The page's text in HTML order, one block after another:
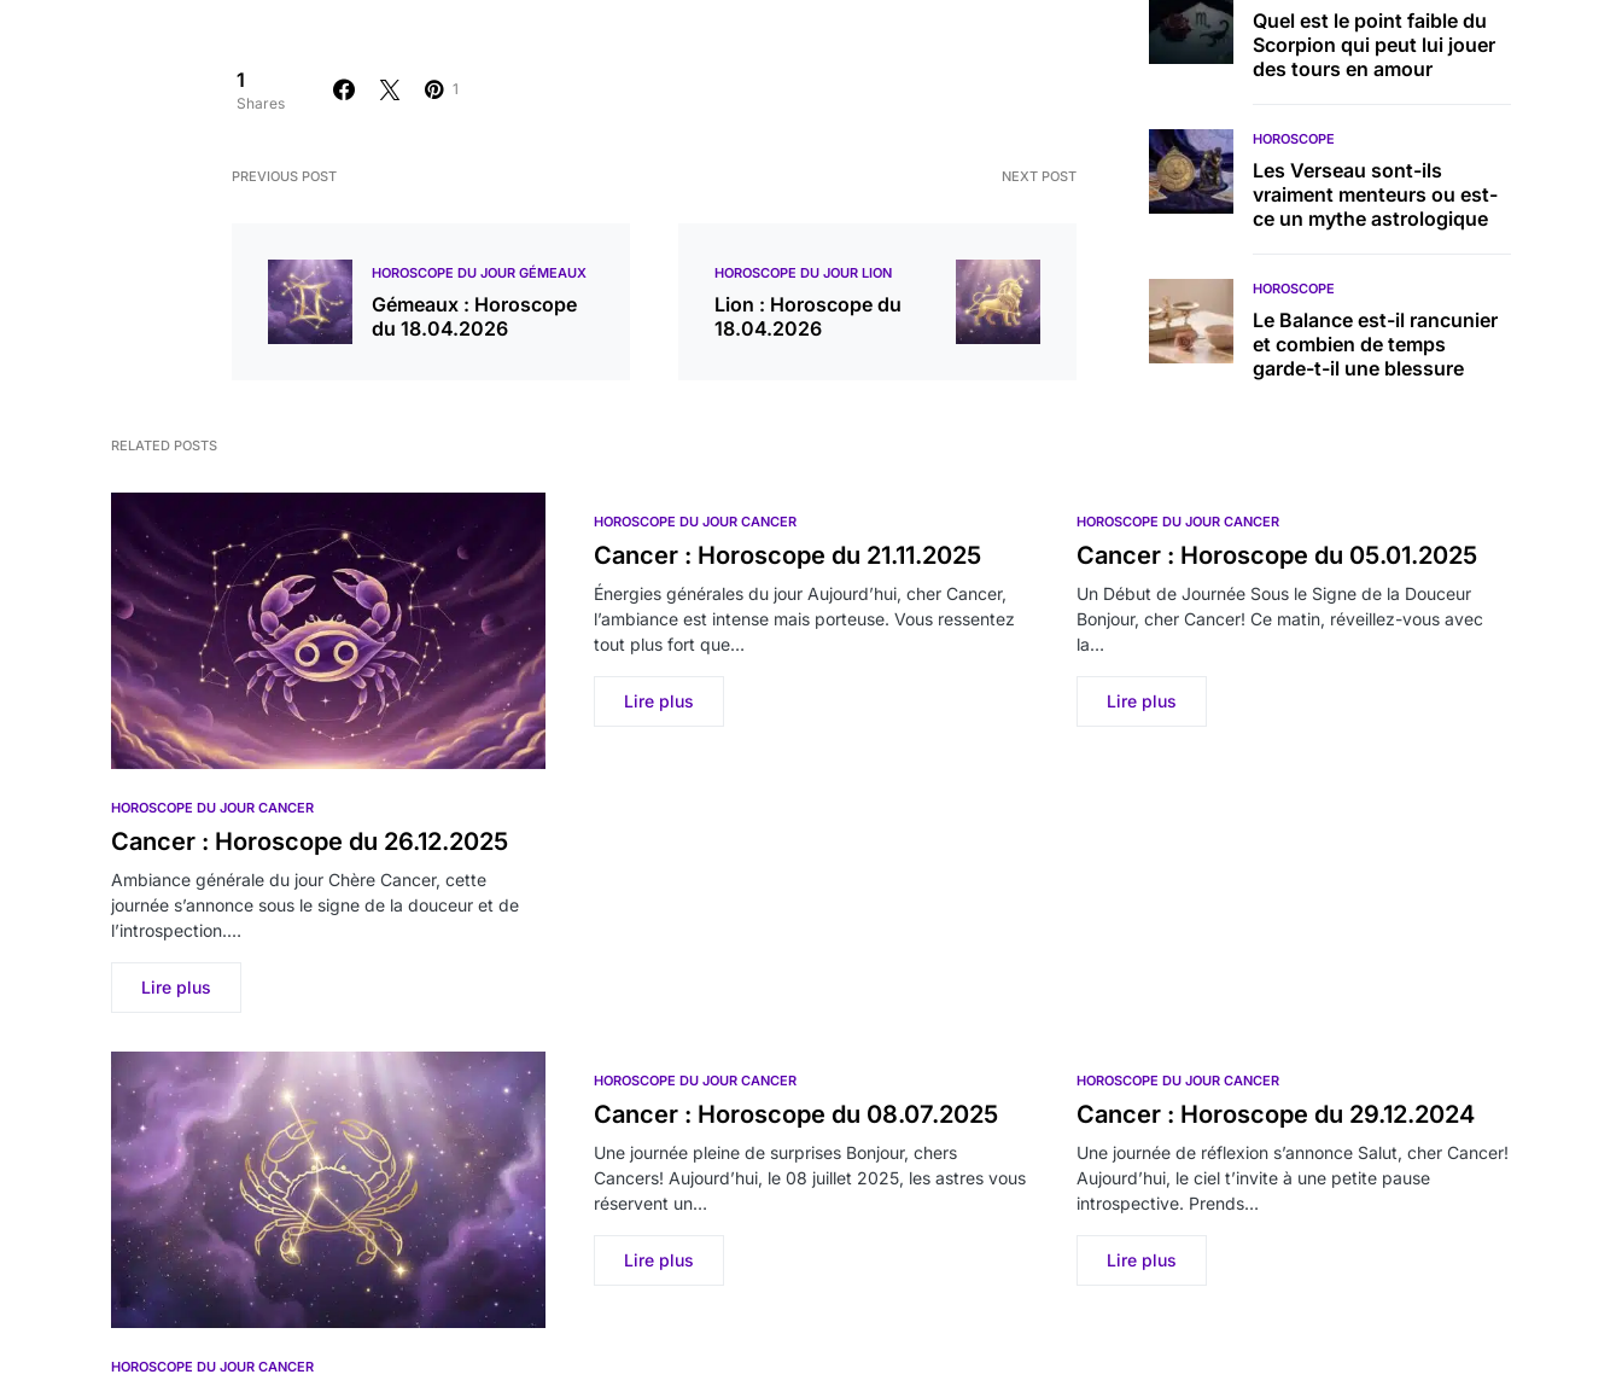
1
Shares
1
PREVIOUS POST
HOROSCOPE DU JOUR GÉMEAUX
Gémeaux : Horoscope
du 18.04.2026
NEXT POST
HOROSCOPE DU JOUR LION
Lion : Horoscope du
18.04.2026
Quel est le point faible du
Scorpion qui peut lui jouer
des tours en amour
HOROSCOPE
Les Verseau sont-ils
vraiment menteurs ou est-
ce un mythe astrologique
HOROSCOPE
Le Balance est-il rancunier
et combien de temps
garde-t-il une blessure
RELATED POSTS
HOROSCOPE DU JOUR CANCER
Cancer : Horoscope du 26.12.2025
Ambiance générale du jour Chère Cancer, cette
journée s’annonce sous le signe de la douceur et de
l’introspection.…
Lire plus
HOROSCOPE DU JOUR CANCER
Cancer : Horoscope du 21.11.2025
Énergies générales du jour Aujourd’hui, cher Cancer,
l’ambiance est intense mais porteuse. Vous ressentez
tout plus fort que…
Lire plus
HOROSCOPE DU JOUR CANCER
Cancer : Horoscope du 05.01.2025
Un Début de Journée Sous le Signe de la Douceur
Bonjour, cher Cancer! Ce matin, réveillez-vous avec
la…
Lire plus
HOROSCOPE DU JOUR CANCER
HOROSCOPE DU JOUR CANCER
Cancer : Horoscope du 08.07.2025
Une journée pleine de surprises Bonjour, chers
Cancers! Aujourd’hui, le 08 juillet 2025, les astres vous
réservent un…
Lire plus
HOROSCOPE DU JOUR CANCER
Cancer : Horoscope du 29.12.2024
Une journée de réflexion s’annonce Salut, cher Cancer!
Aujourd’hui, le ciel t’invite à une petite pause
introspective. Prends…
Lire plus